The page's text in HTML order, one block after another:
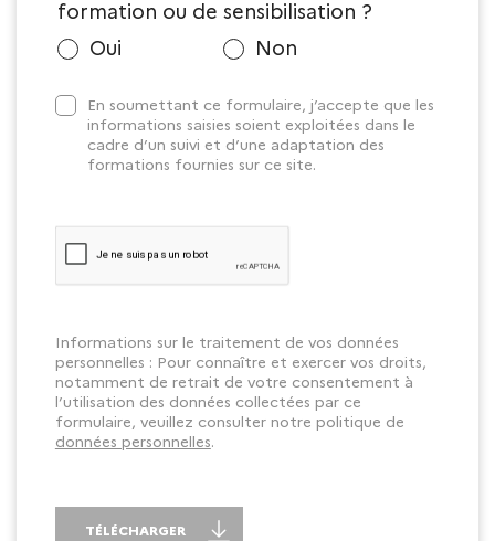
formation ou de sensibilisation ?
Oui
Non
En soumettant ce formulaire, j’accepte que les
informations saisies soient exploitées dans le
cadre d’un suivi et d’une adaptation des
formations fournies sur ce site.
Informations sur le traitement de vos données
personnelles : Pour connaître et exercer vos droits,
notamment de retrait de votre consentement à
l’utilisation des données collectées par ce
formulaire, veuillez consulter notre politique de
données personnelles.
TÉLÉCHARGER